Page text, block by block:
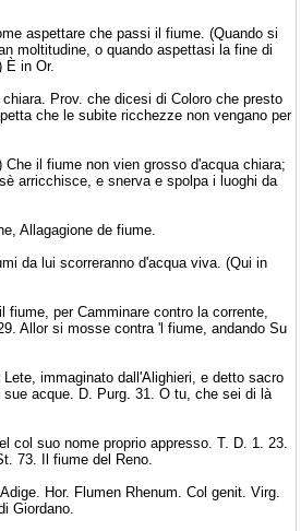
aspettare che passi il fiume. (Quando si
moltitudine, o quando aspettasi la fine di
È in Or.
Prov. che dicesi di Coloro che presto
che le subite ricchezze non vengano per
il fiume non vien grosso d'acqua chiara;
arricchisce, e snerva e spolpa i luoghi da
Allagagione de fiume.
da lui scorreranno d'acqua viva. (Qui in
fiume, per Camminare contro la corrente,
Allor si mosse contra 'l fiume, andando Su
immaginato dall'Alighieri, e detto sacro
acque. D. Purg. 31. O tu, che sei di là
col suo nome proprio appresso. T. D. 1. 23.
73. Il fiume del Reno.
Hor. Flumen Rhenum. Col genit. Virg.
Giordano.